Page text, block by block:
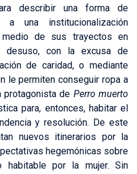
describir una forma de
una institucionalización
de sus trayectos en
desuso, con la excusa de
de caridad, o mediante
le permiten conseguir ropa a
protagonista de Perro muerto
para, entonces, habitar el
y resolución. De este
nuevos itinerarios por la
hegemónicas sobre
por la mujer. Sin